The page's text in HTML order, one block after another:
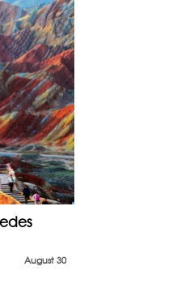
August 30